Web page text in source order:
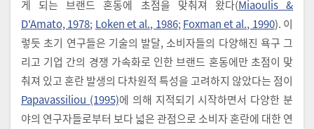
게 되는 브랜드 혼동에 초점을 맞춰져 왔다(Miaoulis &
D'Amato, 1978; Loken et al., 1986; Foxman et al., 1990). 이
렇듯 초기 연구들은 기술의 발달, 소비자들의 다양해진 욕구 그
리고 기업 간의 경쟁 가속화로 인한 브랜드 혼동에만 초점이 맞
춰져 있고 혼란 발생의 다차원적 특성을 고려하지 않았다는 점이
Papavassiliou (1995)에 의해 지적되기 시작하면서 다양한 분
야의 연구자들로부터 보다 넓은 관점으로 소비자 혼란에 대한 연